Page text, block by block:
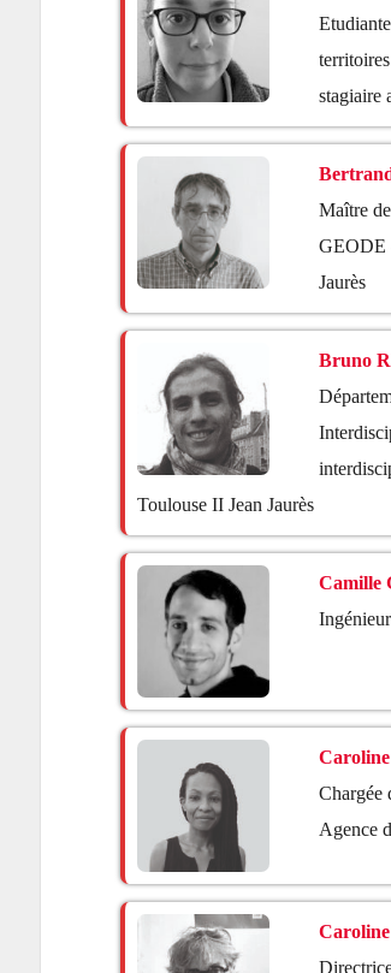
stagiaire
Maître
GEODE
Jaurès
Bruno
Toulouse II Jean Jaurès
Camille
Chargée
Agence